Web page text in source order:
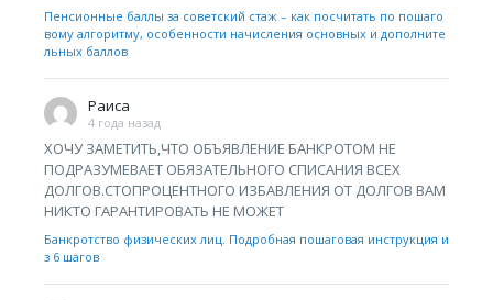
Пенсионные баллы за советский стаж – как посчитать по пошаго
вому алгоритму, особенности начисления основных и дополните
льных баллов
Раиса
4 года назад
ХОЧУ ЗАМЕТИТЬ,ЧТО ОБЪЯВЛЕНИЕ БАНКРОТОМ НЕ
ПОДРАЗУМЕВАЕТ ОБЯЗАТЕЛЬНОГО СПИСАНИЯ ВСЕХ
ДОЛГОВ.СТОПРОЦЕНТНОГО ИЗБАВЛЕНИЯ ОТ ДОЛГОВ ВАМ
НИКТО ГАРАНТИРОВАТЬ НЕ МОЖЕТ
Банкротство физических лиц. Подробная пошаговая инструкция и
з 6 шагов